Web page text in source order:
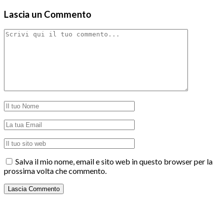
Lascia un Commento
Salva il mio nome, email e sito web in questo browser per la
prossima volta che commento.